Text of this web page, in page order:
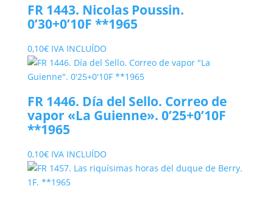
FR 1443. Nicolas Poussin.
0’30+0’10F **1965
0,10€ IVA INCLUÍDO
FR 1446. Día del Sello. Correo de
vapor «La Guienne». 0’25+0’10F
**1965
0,10€ IVA INCLUÍDO